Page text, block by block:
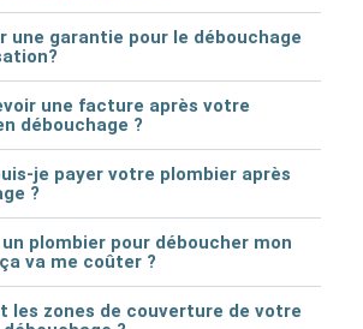
une garantie pour le débouchage
une facture après votre
débouchage ?
je payer votre plombier après
?
plombier pour déboucher mon
va me coûter ?
les zones de couverture de votre